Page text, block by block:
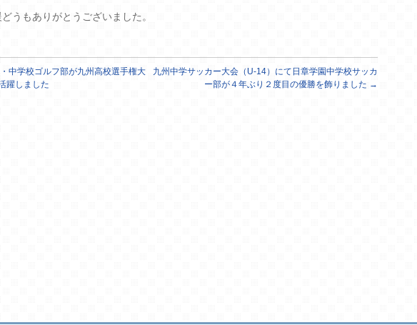
うもありがとうございました。
中学校ゴルフ部が九州高校選手権大
躍しました
九州中学サッカー大会（U-14）にて日章学園中学校サッカ
ー部が４年ぶり２度目の優勝を飾りました →